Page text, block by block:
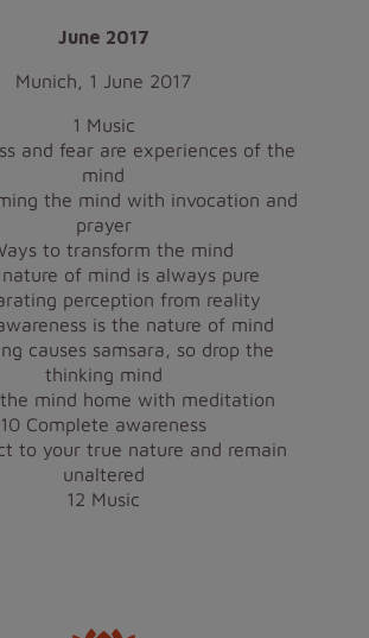
June 2017
Munich, 1 June 2017
1 Music
and fear are experiences of the
mind
the mind with invocation and
prayer
to transform the mind
of mind is always pure
perception from reality
is the nature of mind
causes samsara, so drop the
thinking mind
mind home with meditation
10 Complete awareness
to your true nature and remain
unaltered
12 Music